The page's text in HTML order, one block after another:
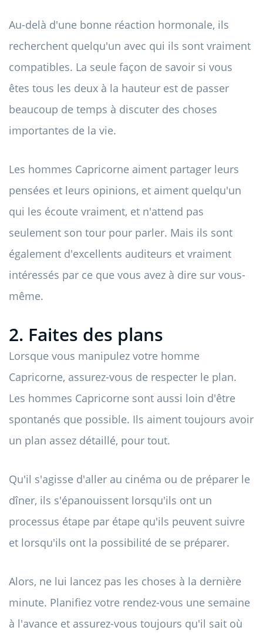
Au-delà d'une bonne réaction hormonale, ils
recherchent quelqu'un avec qui ils sont vraiment
compatibles. La seule façon de savoir si vous
êtes tous les deux à la hauteur est de passer
beaucoup de temps à discuter des choses
importantes de la vie.
Les hommes Capricorne aiment partager leurs
pensées et leurs opinions, et aiment quelqu'un
qui les écoute vraiment, et n'attend pas
seulement son tour pour parler. Mais ils sont
également d'excellents auditeurs et vraiment
intéressés par ce que vous avez à dire sur vous-
même.
2. Faites des plans
Lorsque vous manipulez votre homme
Capricorne, assurez-vous de respecter le plan.
Les hommes Capricorne sont aussi loin d'être
spontanés que possible. Ils aiment toujours avoir
un plan assez détaillé, pour tout.
Qu'il s'agisse d'aller au cinéma ou de préparer le
dîner, ils s'épanouissent lorsqu'ils ont un
processus étape par étape qu'ils peuvent suivre
et lorsqu'ils ont la possibilité de se préparer.
Alors, ne lui lancez pas les choses à la dernière
minute. Planifiez votre rendez-vous une semaine
à l'avance et assurez-vous toujours qu'il sait où